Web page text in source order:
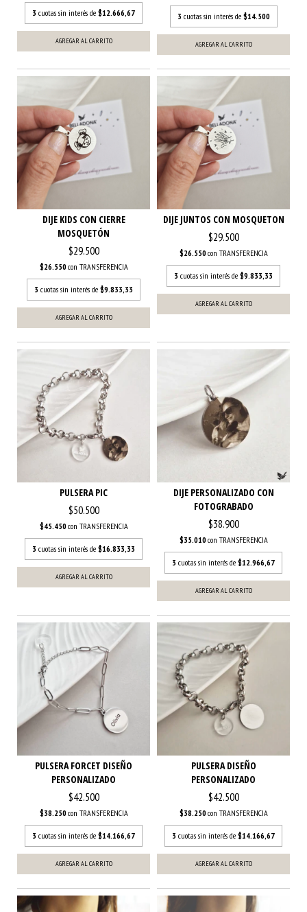
3 cuotas sin interés de $12.666,67
AGREGAR AL CARRITO
3 cuotas sin interés de $14.500
AGREGAR AL CARRITO
DIJE KIDS CON CIERRE
MOSQUETÓN
$29.500
$26.550con TRANSFERENCIA
3 cuotas sin interés de $9.833,33
AGREGAR AL CARRITO
DIJE JUNTOS CON MOSQUETON
$29.500
$26.550con TRANSFERENCIA
3 cuotas sin interés de $9.833,33
AGREGAR AL CARRITO
PULSERA PIC
$50.500
$45.450con TRANSFERENCIA
3 cuotas sin interés de $16.833,33
AGREGAR AL CARRITO
DIJE PERSONALIZADO CON
FOTOGRABADO
$38.900
$35.010con TRANSFERENCIA
3 cuotas sin interés de $12.966,67
AGREGAR AL CARRITO
PULSERA FORCET DISEÑO
PERSONALIZADO
$42.500
$38.250con TRANSFERENCIA
3 cuotas sin interés de $14.166,67
AGREGAR AL CARRITO
PULSERA DISEÑO
PERSONALIZADO
$42.500
$38.250con TRANSFERENCIA
3 cuotas sin interés de $14.166,67
AGREGAR AL CARRITO